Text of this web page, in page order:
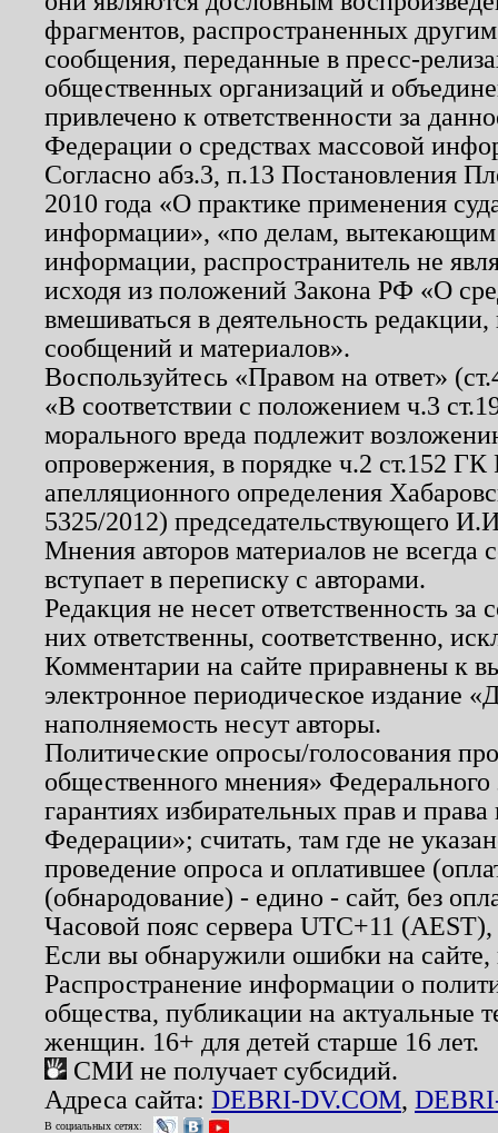
фрагментов, распространенных
сообщения, переданные в пресс-
общественных организаций и
привлечено к ответственности за
Федерации о средствах массовой
Согласно абз.3, п.13 Постановления
2010 года «О практике применения
информации», «по делам, вытекающим
информации, распространитель не
исходя из положений Закона РФ «О
вмешиваться в деятельность
сообщений и материалов».
Воспользуйтесь «Правом на ответ»
«В соответствии с положением ч.3
морального вреда подлежит
опровержения, в порядке ч.2 ст.152
апелляционного определения
5325/2012) председательствующего
Мнения авторов материалов не
вступает в переписку с авторами.
Редакция не несет ответственность
них ответственны, соответственно,
Комментарии на сайте приравнены к
электронное периодическое издание
наполняемость несут авторы.
Политические опросы/голосования
общественного мнения»
гарантиях избирательных прав и
Федерации»; считать, там где не
проведение опроса и оплатившее
(обнародование) - едино - сайт, без
Часовой пояс сервера UTC+11
Если вы обнаружили ошибки на
Распространение информации о
общества, публикации на актуальные
женщин. 16+ для детей старше 16 лет.
СМИ не получает субсидий.
Адреса сайта: DEBRI-DV.COM,
В социальных сетях: